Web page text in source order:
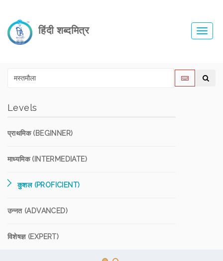
हिंदी शब्दमित्र
Levels
प्राथमिक (BEGINNER)
माध्यमिक (INTERMEDIATE)
कुशल (PROFICIENT)
उन्नत (ADVANCED)
विशेषज्ञ (EXPERT)